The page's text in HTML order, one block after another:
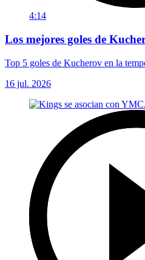
4:14
Los mejores goles de
Top 5 goles de Kucherov en la
16 jul. 2026